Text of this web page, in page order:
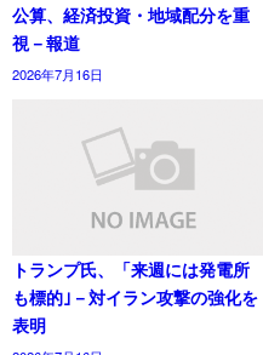
公算、経済投資・地域配分を重
視－報道
2026年7月16日
トランプ氏、「来週には発電所
も標的｣－対イラン攻撃の強化を
表明